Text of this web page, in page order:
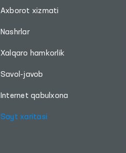
Axborot xizmati
Nashrlar
Xalqaro hamkorlik
Savol-javob
Internet qabulxona
Sayt xaritasi